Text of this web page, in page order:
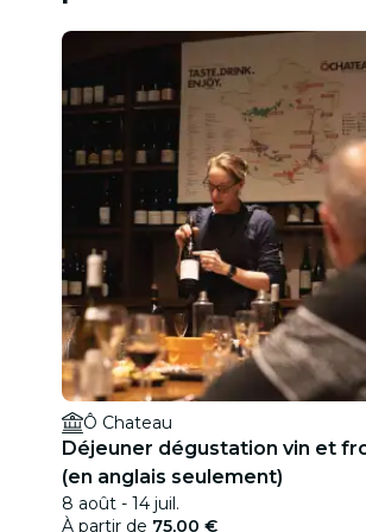
Ô Chateau
Déjeuner dégustation vin et
(en anglais seulement)
8 août - 14 juil.
À partir de 75,00 €